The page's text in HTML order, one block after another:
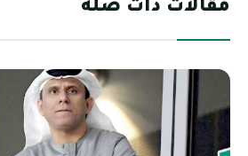
مقالات ذات صلة